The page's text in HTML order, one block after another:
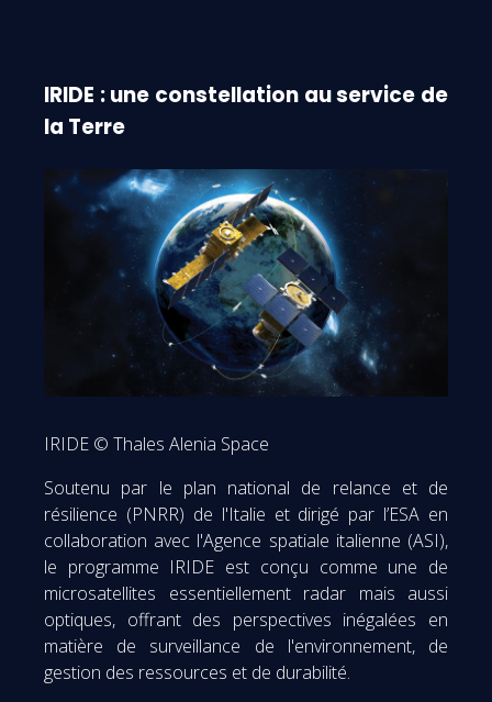
IRIDE : une constellation au service de
la Terre
IRIDE © Thales Alenia Space
Soutenu par le plan national de relance et de
résilience (PNRR) de l'Italie et dirigé par l’ESA en
collaboration avec l'Agence spatiale italienne (ASI),
le programme IRIDE est conçu comme une de
microsatellites essentiellement radar mais aussi
optiques, offrant des perspectives inégalées en
matière de surveillance de l'environnement, de
gestion des ressources et de durabilité.